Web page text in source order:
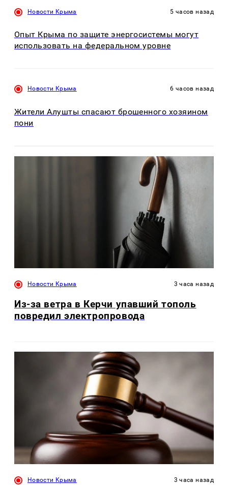
Новости Крыма 5 часов назад
Опыт Крыма по защите энергосистемы могут
использовать на федеральном уровне
Новости Крыма 6 часов назад
Жители Алушты спасают брошенного хозяином
пони
Новости Крыма 3 часа назад
Из-за ветра в Керчи упавший тополь
повредил электропровода
Новости Крыма 3 часа назад